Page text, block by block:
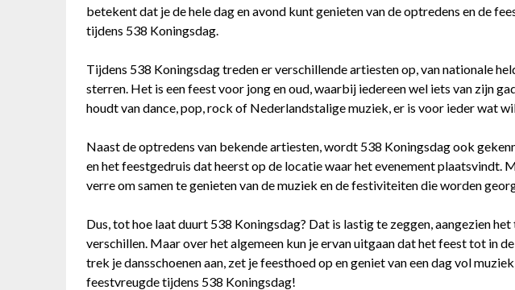
betekent dat je de hele dag en avond kunt genieten van de optredens en de
tijdens 538 Koningsdag.
Tijdens 538 Koningsdag treden er verschillende artiesten op, van nationale
sterren. Het is een feest voor jong en oud, waarbij iedereen wel iets van zijn
houdt van dance, pop, rock of Nederlandstalige muziek, er is voor ieder wat
Naast de optredens van bekende artiesten, wordt 538 Koningsdag ook
en het feestgedruis dat heerst op de locatie waar het evenement plaatsvindt.
verre om samen te genieten van de muziek en de festiviteiten die worden
Dus, tot hoe laat duurt 538 Koningsdag? Dat is lastig te zeggen, aangezien
verschillen. Maar over het algemeen kun je ervan uitgaan dat het feest tot in
trek je dansschoenen aan, zet je feesthoed op en geniet van een dag vol
feestvreugde tijdens 538 Koningsdag!